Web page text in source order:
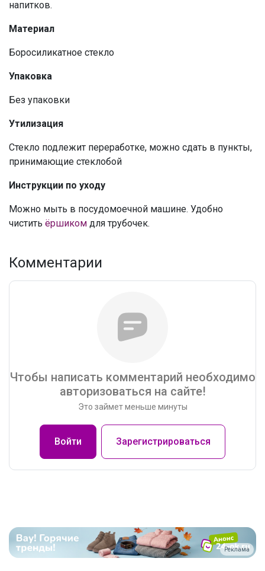
напитков.
Материал
Боросиликатное стекло
Упаковка
Без упаковки
Утилизация
Стекло подлежит переработке, можно сдать в пункты,
принимающие стеклобой
Инструкции по уходу
Можно мыть в посудомоечной машине. Удобно
чистить ёршиком для трубочек.
Комментарии
Чтобы написать комментарий необходимо
авторизоваться на сайте!
Это займет меньше минуты
Войти Зарегистрироваться
Реклама